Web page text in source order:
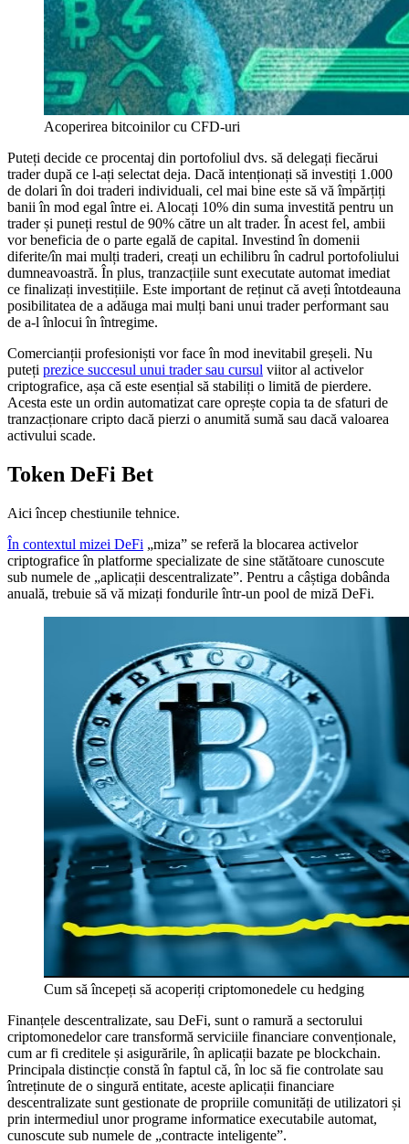
Acoperirea bitcoinilor cu CFD-uri
Puteți decide ce procentaj din portofoliul dvs. să delegați fiecărui
trader după ce l-ați selectat deja. Dacă intenționați să investiți 1.000
de dolari în doi traderi individuali, cel mai bine este să vă împărțiți
banii în mod egal între ei. Alocați 10% din suma investită pentru un
trader și puneți restul de 90% către un alt trader. În acest fel, ambii
vor beneficia de o parte egală de capital. Investind în domenii
diferite/în mai mulți traderi, creați un echilibru în cadrul portofoliului
dumneavoastră. În plus, tranzacțiile sunt executate automat imediat
ce finalizați investițiile. Este important de reținut că aveți întotdeauna
posibilitatea de a adăuga mai mulți bani unui trader performant sau
de a-l înlocui în întregime.
Comercianții profesioniști vor face în mod inevitabil greșeli. Nu
puteți prezice succesul unui trader sau cursul viitor al activelor
criptografice, așa că este esențial să stabiliți o limită de pierdere.
Acesta este un ordin automatizat care oprește copia ta de sfaturi de
tranzacționare cripto dacă pierzi o anumită sumă sau dacă valoarea
activului scade.
Token DeFi Bet
Aici încep chestiunile tehnice.
În contextul mizei DeFi „miza” se referă la blocarea activelor
criptografice în platforme specializate de sine stătătoare cunoscute
sub numele de „aplicații descentralizate”. Pentru a câștiga dobânda
anuală, trebuie să vă mizați fondurile într-un pool de miză DeFi.
Cum să începeți să acoperiți criptomonedele cu hedging
Finanțele descentralizate, sau DeFi, sunt o ramură a sectorului
criptomonedelor care transformă serviciile financiare convenționale,
cum ar fi creditele și asigurările, în aplicații bazate pe blockchain.
Principala distincție constă în faptul că, în loc să fie controlate sau
întreținute de o singură entitate, aceste aplicații financiare
descentralizate sunt gestionate de propriile comunități de utilizatori și
prin intermediul unor programe informatice executabile automat,
cunoscute sub numele de „contracte inteligente”.